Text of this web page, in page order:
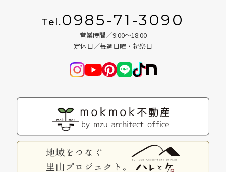
Tel.0985-71-3090
営業時間／9:00～18:00
定休日／毎週日曜・祝祭日